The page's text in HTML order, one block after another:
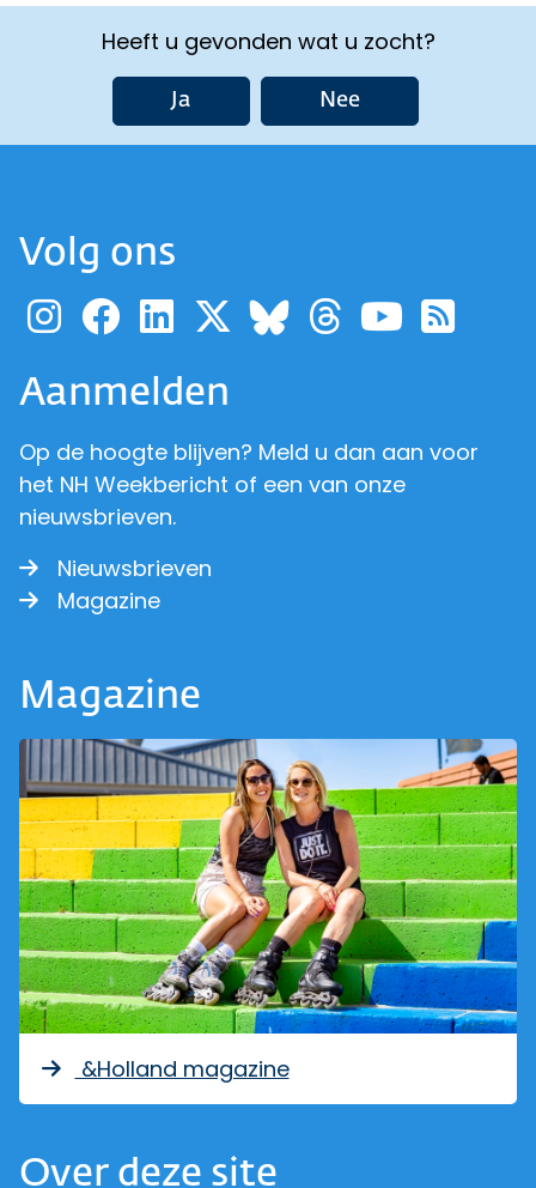
Heeft u gevonden wat u zocht?
Ja Nee
Volg ons
Ga naar de pagina van
Ga naar de pagina
Ga naar de
Ga naar de
Ga naar de
Ga naar
Ga
Aanmelden
Op de hoogte blijven? Meld u dan aan voor
het NH Weekbericht of een van onze
nieuwsbrieven.
Nieuwsbrieven
Magazine
Magazine
&Holland magazine
Over deze site